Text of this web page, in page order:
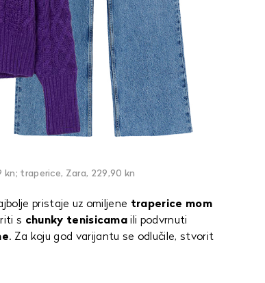
kn; traperice, Zara, 229,90 kn
pristaje uz omiljene traperice mom
s chunky tenisicama ili podvrnuti
. Za koju god varijantu se odlučile, stvorit